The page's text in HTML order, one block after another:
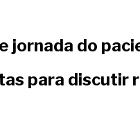
jornada do
para